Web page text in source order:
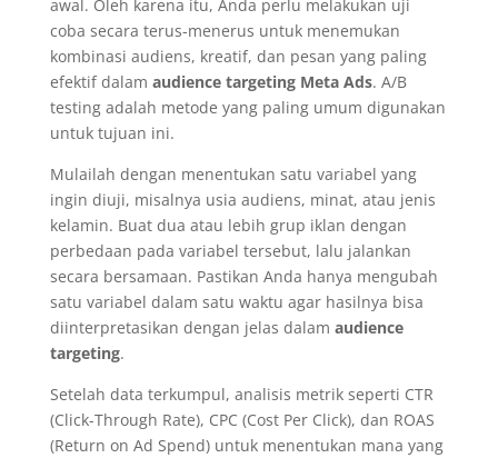
awal. Oleh karena itu, Anda perlu melakukan uji
coba secara terus-menerus untuk menemukan
kombinasi audiens, kreatif, dan pesan yang paling
efektif dalam audience targeting Meta Ads. A/B
testing adalah metode yang paling umum digunakan
untuk tujuan ini.
Mulailah dengan menentukan satu variabel yang
ingin diuji, misalnya usia audiens, minat, atau jenis
kelamin. Buat dua atau lebih grup iklan dengan
perbedaan pada variabel tersebut, lalu jalankan
secara bersamaan. Pastikan Anda hanya mengubah
satu variabel dalam satu waktu agar hasilnya bisa
diinterpretasikan dengan jelas dalam audience
targeting.
Setelah data terkumpul, analisis metrik seperti CTR
(Click-Through Rate), CPC (Cost Per Click), dan ROAS
(Return on Ad Spend) untuk menentukan mana yang